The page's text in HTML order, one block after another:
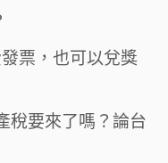
票，也可以兌獎
稅要來了嗎？論台